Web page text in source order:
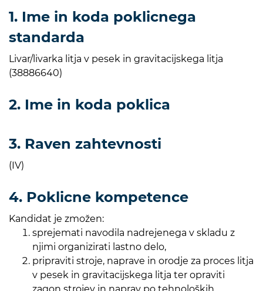
1. Ime in koda poklicnega
standarda
Livar/livarka litja v pesek in gravitacijskega litja
(38886640)
2. Ime in koda poklica
3. Raven zahtevnosti
(IV)
4. Poklicne kompetence
Kandidat je zmožen:
sprejemati navodila nadrejenega v skladu z
njimi organizirati lastno delo,
pripraviti stroje, naprave in orodje za proces litja
v pesek in gravitacijskega litja ter opraviti